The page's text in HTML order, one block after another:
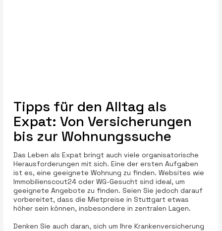
Tipps für den Alltag als
Expat: Von Versicherungen
bis zur Wohnungssuche
Das Leben als Expat bringt auch viele organisatorische
Herausforderungen mit sich. Eine der ersten Aufgaben
ist es, eine geeignete Wohnung zu finden. Websites wie
Immobilienscout24 oder WG-Gesucht sind ideal, um
geeignete Angebote zu finden. Seien Sie jedoch darauf
vorbereitet, dass die Mietpreise in Stuttgart etwas
höher sein können, insbesondere in zentralen Lagen.
Denken Sie auch daran, sich um Ihre Krankenversicherung